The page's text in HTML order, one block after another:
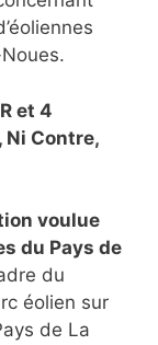
et 4
Ni Contre,
voulue
du Pays de
du
éolien sur
de La